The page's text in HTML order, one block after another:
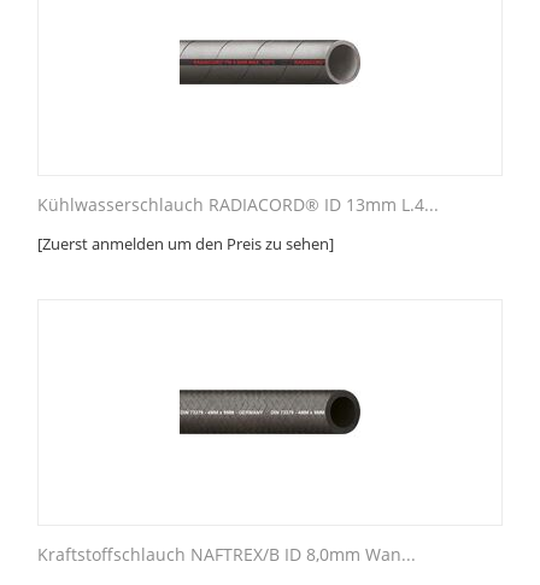
Kühlwasserschlauch RADIACORD® ID 13mm L.4...
[Zuerst anmelden um den Preis zu sehen]
Kraftstoffschlauch NAFTREX/B ID 8,0mm Wan...